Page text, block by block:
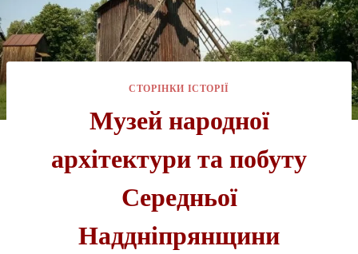
СТОРІНКИ ІСТОРІЇ
Музей народної
архітектури та побуту
Середньої
Наддніпрянщини